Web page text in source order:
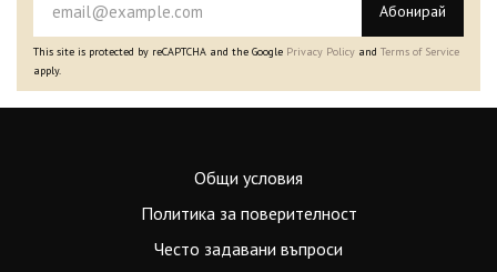
Абонирай
This site is protected by reCAPTCHA and the Google Privacy Policy and Terms of Service
apply.
Общи условия
Политика за поверителност
Често задавани въпроси